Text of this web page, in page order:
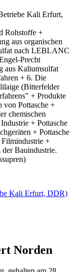
Kali Erfurt,
Rohstoffe +
aus organischen
nach LEBLANC
Precht
aus Kaliumsulfat
+ 6. Die
(Bitterfelder
+ Produkte
von Pottasche +
chemischen
+ Pottasche
+ Pottasche
Filmindustrie +
Bauindustrie.
Norden